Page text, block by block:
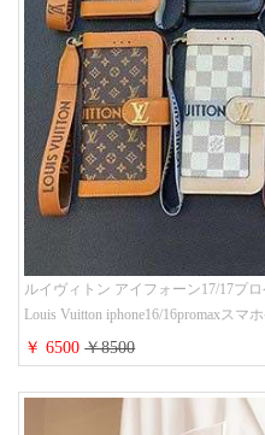
ルイヴィトン アイフォーン17/17プ
Louis Vuitton iphone16/16promaxスマ
iphone15/14/13ケース ビジネス風
人 可愛い
￥ 6500￥8500